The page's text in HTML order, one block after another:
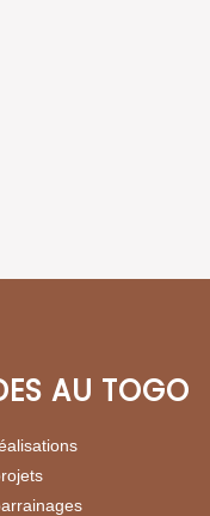
AU TOGO